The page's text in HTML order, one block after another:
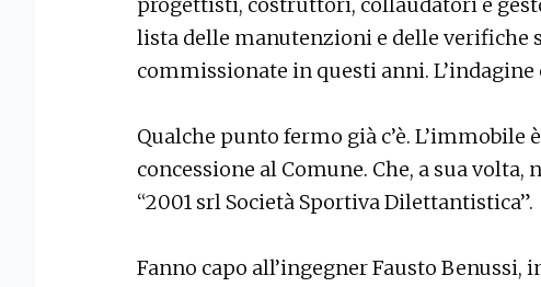
progettisti, costruttori, collaudatori e
lista delle manutenzioni e delle verifiche
commissionate in questi anni.
Qualche punto fermo già c’è.
concessione al Comune. Che, a sua
“2001 srl Società Sportiva Dilettantistica”.
Fanno capo all’ingegner Fausto